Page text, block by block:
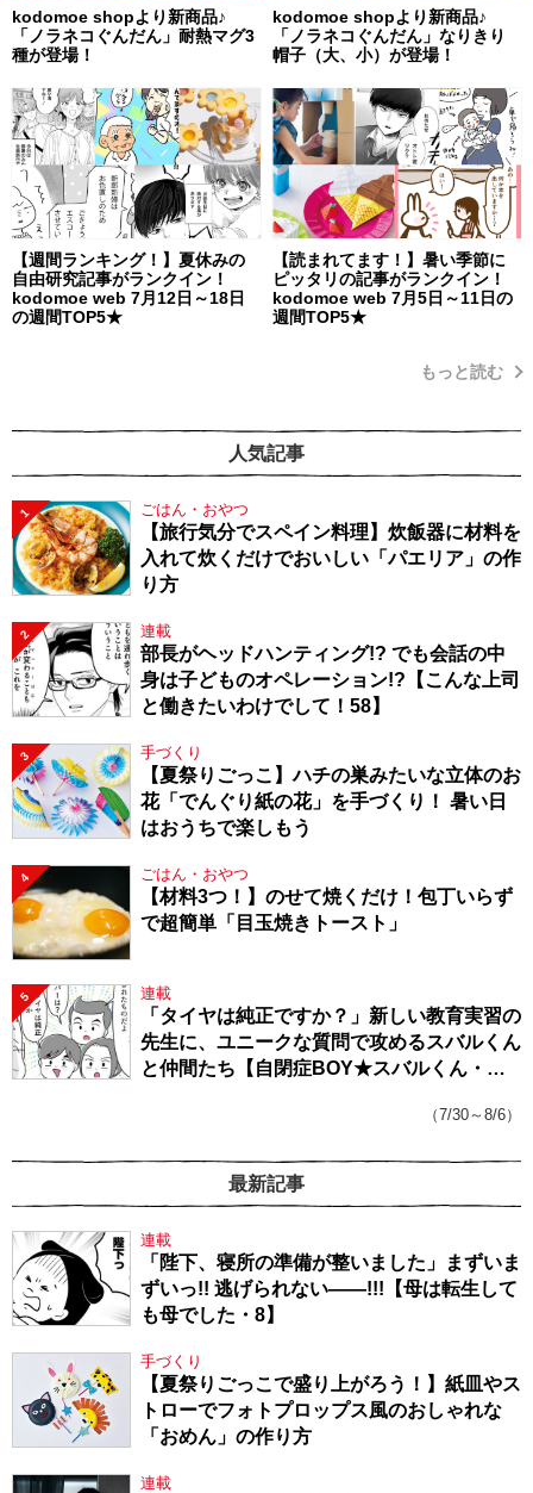
kodomoe shopより新商品♪
「ノラネコぐんだん」耐熱マグ3
種が登場！
kodomoe shopより新商品♪
「ノラネコぐんだん」なりきり
帽子（大、小）が登場！
【週間ランキング！】夏休みの
自由研究記事がランクイン！
kodomoe web 7月12日～18日
の週間TOP5★
【読まれてます！】暑い季節に
ピッタリの記事がランクイン！
kodomoe web 7月5日～11日の
週間TOP5★
もっと読む
人気記事
1 ごはん・おやつ
【旅行気分でスペイン料理】炊飯器に材料を
入れて炊くだけでおいしい「パエリア」の作
り方
2 連載
部長がヘッドハンティング!? でも会話の中
身は子どものオペレーション!?【こんな上司
と働きたいわけでして！58】
3 手づくり
【夏祭りごっこ】ハチの巣みたいな立体のお
花「でんぐり紙の花」を手づくり！ 暑い日
はおうちで楽しもう
4 ごはん・おやつ
【材料3つ！】のせて焼くだけ！包丁いらず
で超簡単「目玉焼きトースト」
5 連載
「タイヤは純正ですか？」新しい教育実習の
先生に、ユニークな質問で攻めるスバルくん
と仲間たち【自閉症BOY★スバルくん・
（7/30～8/6）
最新記事
連載
「陛下、寝所の準備が整いました」まずいま
ずいっ!! 逃げられない――!!!【母は転生して
も母でした・8】
手づくり
【夏祭りごっこで盛り上がろう！】紙皿やス
トローでフォトプロップス風のおしゃれな
「おめん」の作り方
連載